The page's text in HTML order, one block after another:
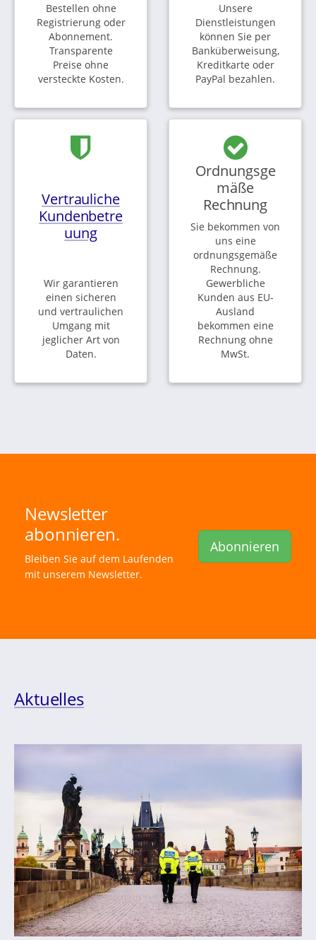
Bestellen ohne
Registrierung oder
Abonnement.
Transparente
Preise ohne
versteckte Kosten.
Unsere
Dienstleistungen
können Sie per
Banküberweisung,
Kreditkarte oder
PayPal bezahlen.
Vertrauliche
Kundenbetre
uung
Wir garantieren
einen sicheren
und vertraulichen
Umgang mit
jeglicher Art von
Daten.
Ordnungsge
mäße
Rechnung
Sie bekommen von
uns eine
ordnungsgemäße
Rechnung.
Gewerbliche
Kunden aus EU-
Ausland
bekommen eine
Rechnung ohne
MwSt.
Newsletter
abonnieren.
Bleiben Sie auf dem Laufenden
mit unserem Newsletter.
Abonnieren
Aktuelles